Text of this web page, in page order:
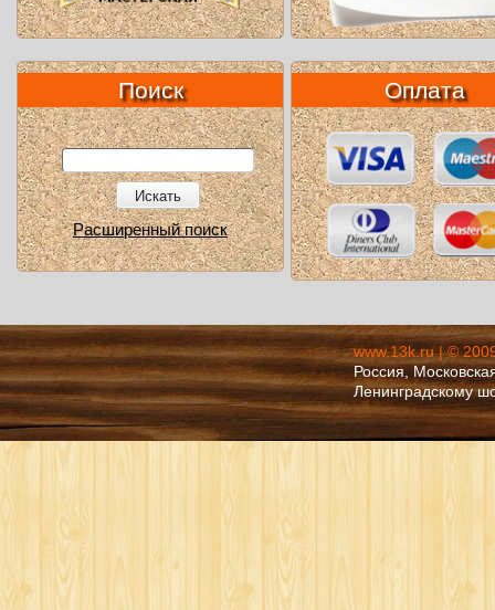
Поиск
Искать
Расширенный поиск
Оплата
www.13k.ru | ©
Россия,
Ленинградскому